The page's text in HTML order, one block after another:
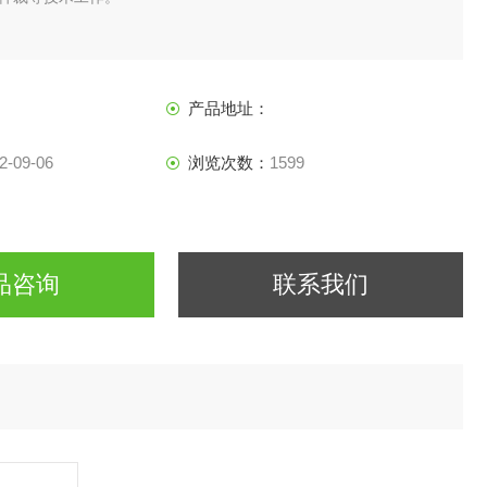
产品地址：
09-06 浏览次数： 1599
咨询 联系我们